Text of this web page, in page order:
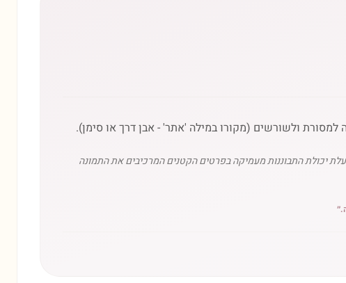
ולשורשים (מקורו במילה 'אתר' - אבן דרך או סימן).
יכולת התבוננות מעמיקה בפרטים הקטנים המרכיבים את התמונה
״